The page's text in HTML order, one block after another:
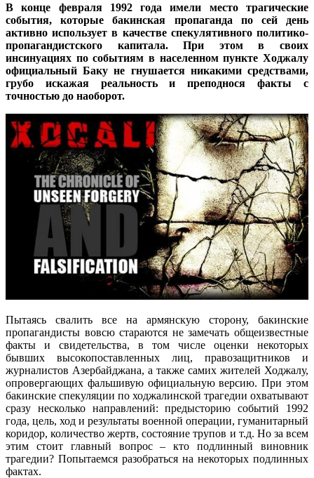
В конце февраля 1992 года имели место трагические
события, которые бакинская пропаганда по сей день
активно использует в качестве спекулятивного политико-
пропагандистского капитала. При этом в своих
инсинуациях по событиям в населенном пункте Ходжалу
официальный Баку не гнушается никакими средствами,
грубо искажая реальность и преподнося факты с
точностью до наоборот.
Пытаясь свалить все на армянскую сторону, бакинские
пропагандисты вовсю стараются не замечать общеизвестные
факты и свидетельства, в том числе оценки некоторых
бывших высокопоставленных лиц, правозащитников и
журналистов Азербайджана, а также самих жителей Ходжалу,
опровергающих фальшивую официальную версию. При этом
бакинские спекуляции по ходжалинской трагедии охватывают
сразу несколько направлений: предысторию событий 1992
года, цель, ход и результаты военной операции, гуманитарный
коридор, количество жертв, состояние трупов и т.д. Но за всем
этим стоит главный вопрос – кто подлинный виновник
трагедии? Попытаемся разобраться на некоторых подлинных
фактах.